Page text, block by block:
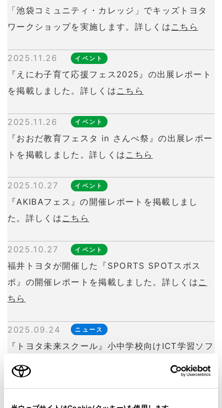
「池袋コミュニティ・カレッジ」でキッズトヨタ
ワークショップを実施します。詳しくは こちら
2025.11.26 イベント
『えにわ子育て応援フェス2025』の出展レポート
を掲載しました。詳しくは こちら
2025.11.26 イベント
『おおだ教育フェスタ in さんべ祭』の出展レポー
トを掲載しました。詳しくは こちら
2025.10.27 イベント
『AKIBAフェス』の開催レポートを掲載しまし
た。詳しくは こちら
2025.10.27 イベント
福井トヨタが開催した『SPORTS SPOTスポス
ポ』の開催レポートを掲載しました。詳しくは こ
ちら
2025.09.24 ニュース
『トヨタ未来スクール』小中学校向けICT学習ソフ
公開しました。詳しくは